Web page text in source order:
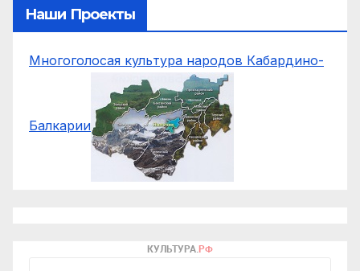
Наши Проекты
Многоголосая культура народов Кабардино-
Балкарии